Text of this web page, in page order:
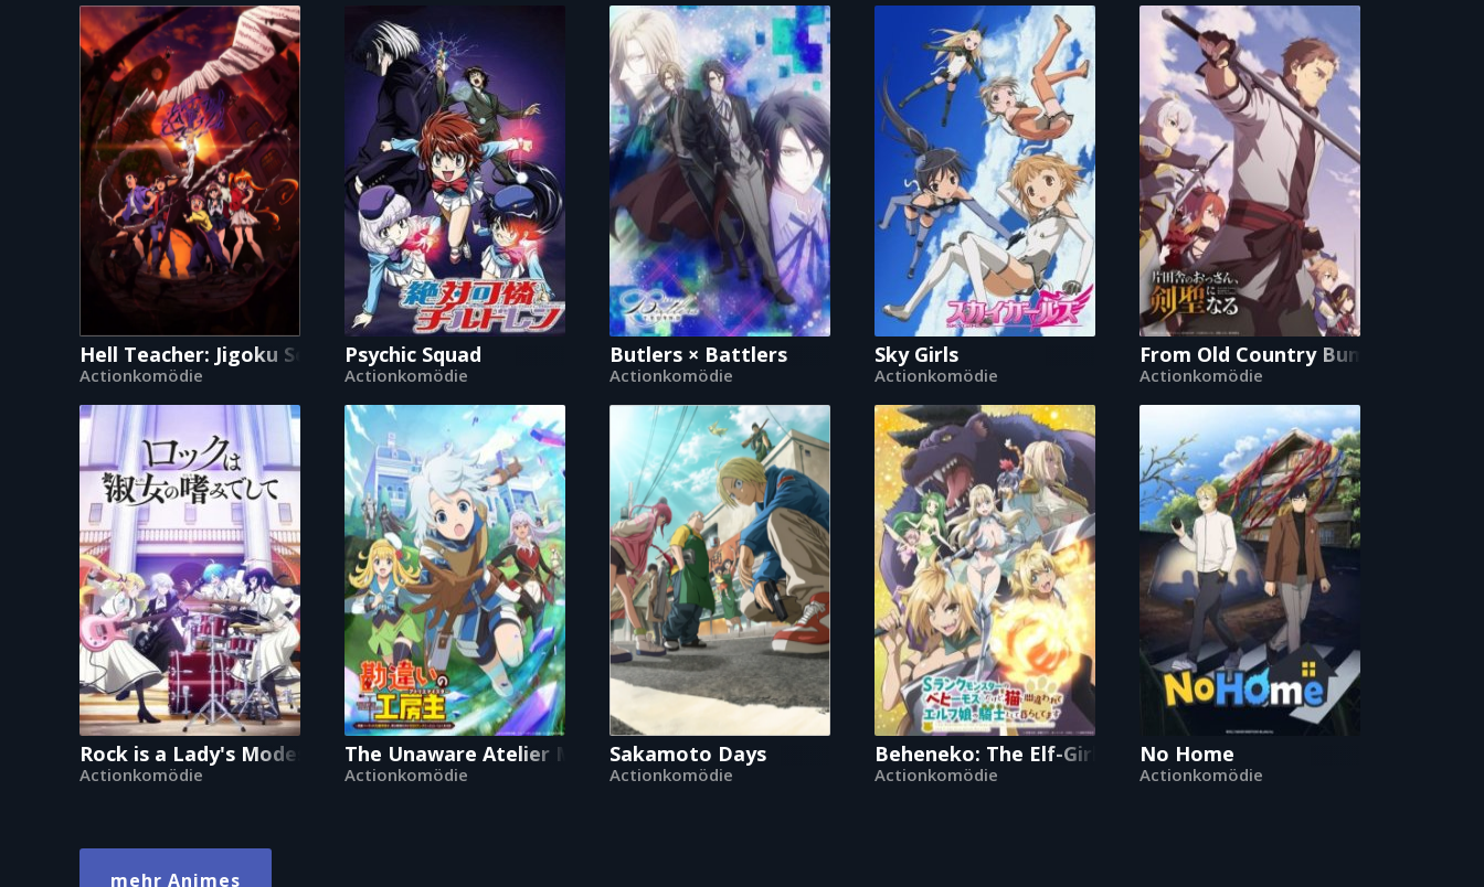
Hell Teacher: Jigoku Sensei Nube
Actionkomödie
Psychic Squad
Actionkomödie
Butlers × Battlers
Actionkomödie
Sky Girls
Actionkomödie
From Old Country Bumpkin to
Actionkomödie
Rock is a Lady's Modesty
Actionkomödie
The Unaware Atelier Meister
Actionkomödie
Sakamoto Days
Actionkomödie
Beheneko: The Elf-Girl's Cat is Secretly an S-Ranked Monster!
Actionkomödie
No Home
Actionkomödie
mehr Animes